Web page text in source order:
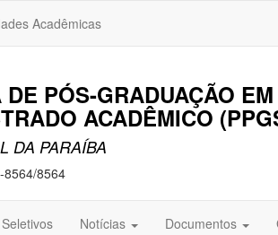
Acadêmicas
PÓS-GRADUAÇÃO
ACADÊMICO
DA PARAÍBA
8564/8564
Notícias Documentos